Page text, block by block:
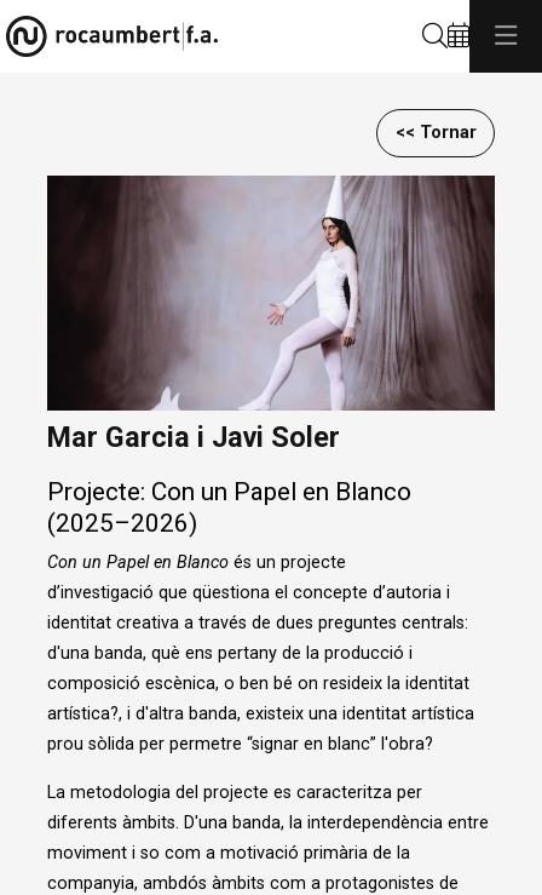
<< Tornar
Diapositiva 1 de 1
Mar Garcia i Javi Soler
Projecte: Con un Papel en Blanco
(2025–2026)
Con un Papel en Blanco és un projecte
d’investigació que qüestiona el concepte d’autoria i
identitat creativa a través de dues preguntes centrals:
d'una banda, què ens pertany de la producció i
composició escènica, o ben bé on resideix la identitat
artística?, i d'altra banda, existeix una identitat artística
prou sòlida per permetre “signar en blanc” l'obra?
La metodologia del projecte es caracteritza per
diferents àmbits. D'una banda, la interdependència entre
moviment i so com a motivació primària de la
companyia, ambdós àmbits com a protagonistes de